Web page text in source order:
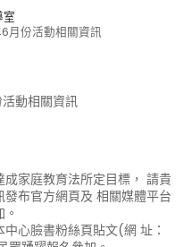
室
月份活動相關資訊
動相關資訊
家庭教育法所定目標， 請貴
布官方網頁及 相關媒體平台
心臉書粉絲頁貼文(網 址：